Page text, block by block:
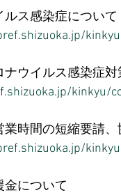
ス感染症について
ウイルス感染症対
kinkyu/
時間の短縮要請、
について